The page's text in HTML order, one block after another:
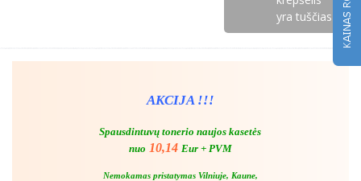
yra tuščias
AKCIJA !!!
Spausdintuvų tonerio naujos kasetės
nuo 10,14 Eur + PVM
Nemokamas pristatymas Vilniuje, Kaune,